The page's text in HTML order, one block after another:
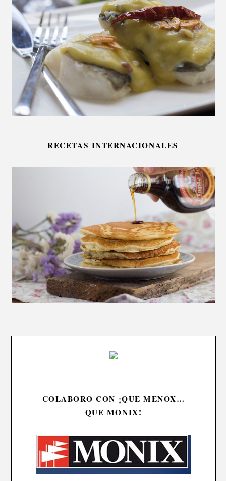
RECETAS INTERNACIONALES
COLABORO CON ¡QUE MENOX…
QUE MONIX!